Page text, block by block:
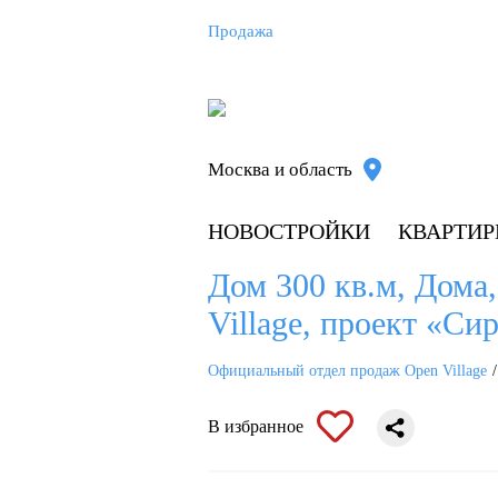
Продажа
Москва и область
НОВОСТРОЙКИ
Дом 300 кв.м,
Village, проект
Официальный отдел продаж Open Village
В избранное